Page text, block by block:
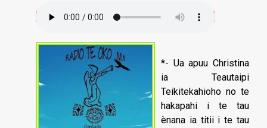
*- Ua apuu Christina
ia Teautaipi
Teikitekahioho no te
hakapahi i te tau
ènana ia titii i te tau